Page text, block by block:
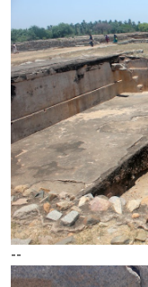
--